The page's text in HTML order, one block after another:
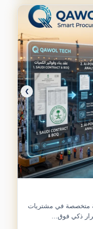
❯
متخصصة في مشتريات
ذكي فوق...